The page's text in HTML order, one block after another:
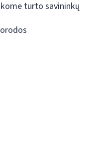
turto savininkų